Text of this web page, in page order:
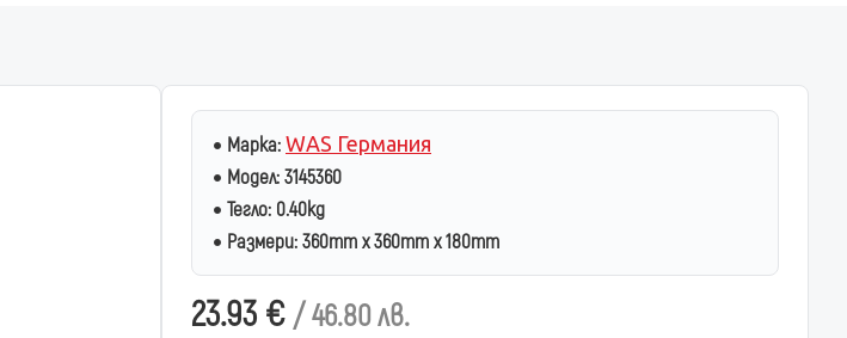
23.93 € / 46.80 лв.
Марка: WAS Германия
Модел:3145360
Тегло: 0.40kg
Размери:360mm x 360mm x 180mm